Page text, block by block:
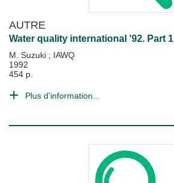
AUTRE
Water quality international '92. Part 1
M. Suzuki ; IAWQ
1992
454 p.
Plus d'information...